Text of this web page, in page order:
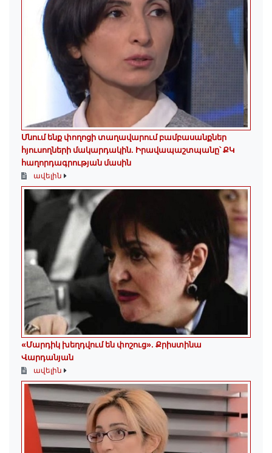
Մնում ենք փողոցի տաղավարում բամբասանքներ
հյուսողների մակարդակին․ Իրավապաշտպանը՝ ՔԿ
հաղորդագրության մասին
ավելին
«Մարդիկ խեղդվում են փոշուց»․ Քրիստինա
Վարդանյան
ավելին